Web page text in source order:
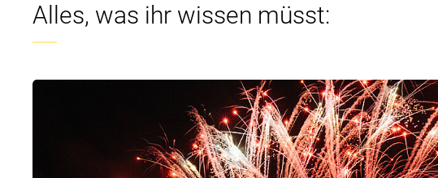
Alles, was ihr wissen müsst: